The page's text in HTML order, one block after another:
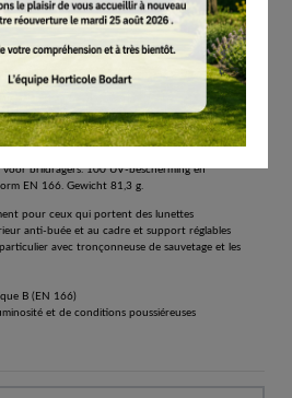
21%.
brildragers. 100 UV-bescherming en
EN 166. Gewicht 81,3 g.
pour ceux qui portent des lunettes
anti-buée et au cadre et support réglables
avec tronçonneuse de sauvetage et les
B (EN 166)
et de conditions poussiéreuses